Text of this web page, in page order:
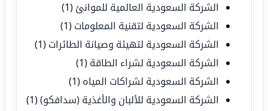
الشركة السعودية العالمية للموانئ (1)
الشركة السعودية لتقنية المعلومات (1)
الشركة السعودية لتهيئة وصيانة الطائرات (1)
الشركة السعودية لشراء الطاقة (1)
الشركة السعودية لشراكات المياه (1)
الشركة السعودية للألبان والأغذية (سدافكو)(1)